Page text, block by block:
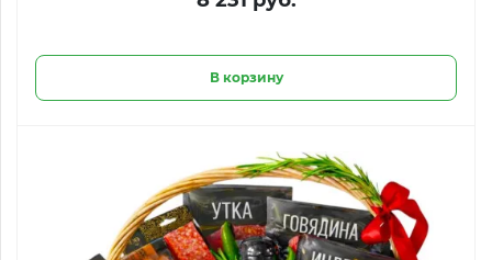
В корзину